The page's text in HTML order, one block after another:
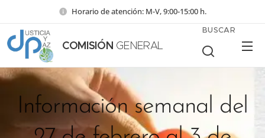
Horario de atención: M-V, 9:00-15:00 h.
COMISIÓN GENERAL
BUSCAR
Información semanal del